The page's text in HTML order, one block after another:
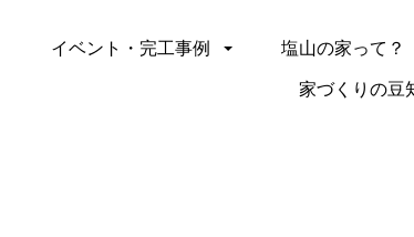
イベント・完工事例 塩山の家って？
家づくりの豆